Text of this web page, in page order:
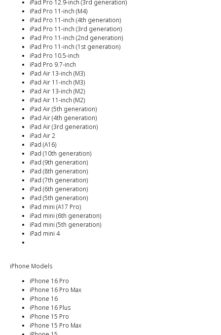
iPad Pro 12.9-inch (3rd generation)
iPad Pro 11-inch (M4)
iPad Pro 11-inch (4th generation)
iPad Pro 11-inch (3rd generation)
iPad Pro 11-inch (2nd generation)
iPad Pro 11-inch (1st generation)
iPad Pro 10.5-inch
iPad Pro 9.7-inch
iPad Air 13-inch (M3)
iPad Air 11-inch (M3)
iPad Air 13-inch (M2)
iPad Air 11-inch (M2)
iPad Air (5th generation)
iPad Air (4th generation)
iPad Air (3rd generation)
iPad Air 2
iPad (A16)
iPad (10th generation)
iPad (9th generation)
iPad (8th generation)
iPad (7th generation)
iPad (6th generation)
iPad (5th generation)
iPad mini (A17 Pro)
iPad mini (6th generation)
iPad mini (5th generation)
iPad mini 4
iPhone Models
iPhone 16 Pro
iPhone 16 Pro Max
iPhone 16
iPhone 16 Plus
iPhone 15 Pro
iPhone 15 Pro Max